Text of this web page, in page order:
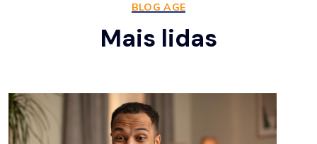
BLOG AGE
Mais lidas